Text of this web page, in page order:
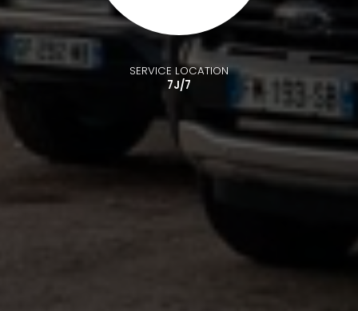
SERVICE LOCATION
7J/7